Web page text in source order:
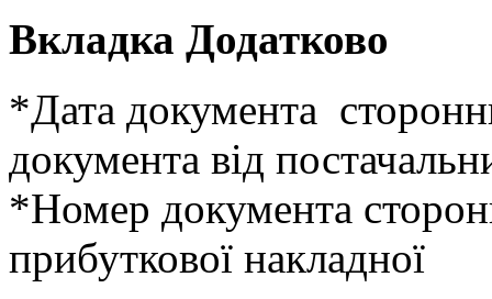
Вкладка Додатково
*Дата документа
документа від
*Номер документа
прибуткової накладної